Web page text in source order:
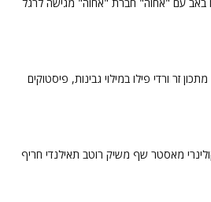
באב עם "אחוה" חברת "אחוה" מגישה לרגל
זר ורדי פילו במילוי גבינות, פיסטוקים
מאסטר שף משיק רוטב תאילנדי חריף